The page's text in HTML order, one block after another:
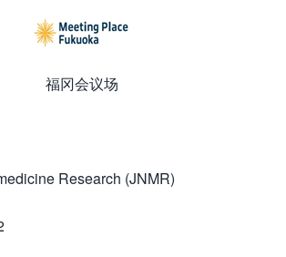
福冈会议场
Research (JNMR)